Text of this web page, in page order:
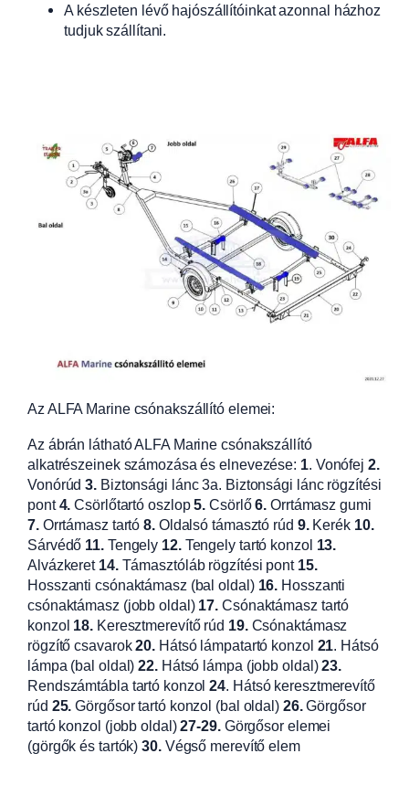
A készleten lévő hajószállítóinkat azonnal házhoz
tudjuk szállítani.
Az ALFA Marine csónakszállító elemei:
Az ábrán látható ALFA Marine csónakszállító
alkatrészeinek számozása és elnevezése: 1 . Vonófej 2.
Vonórúd3. Biztonsági lánc 3a. Biztonsági lánc rögzítési
pont4. Csörlőtartó oszlop5. Csörlő6. Orrtámasz gumi
7. Orrtámasz tartó8. Oldalsó támasztó rúd 9. Kerék 10.
Sárvédő 11. Tengely 12. Tengely tartó konzol 13.
Alvázkeret 14. Támasztóláb rögzítési pont 15.
Hosszanti csónaktámasz (bal oldal) 16. Hosszanti
csónaktámasz (jobb oldal) 17. Csónaktámasz tartó
konzol 18. Keresztmerevítő rúd 19. Csónaktámasz
rögzítő csavarok20. Hátsó lámpatartó konzol 21
. Hátsó
lámpa (bal oldal)22. Hátsó lámpa (jobb oldal)23.
Rendszámtábla tartó konzol24 . Hátsó keresztmerevítő
rúd 25. Görgősor tartó konzol (bal oldal) 26. Görgősor
tartó konzol (jobb oldal)27-29. Görgősor elemei
(görgők és tartók)30. Végső merevítő elem